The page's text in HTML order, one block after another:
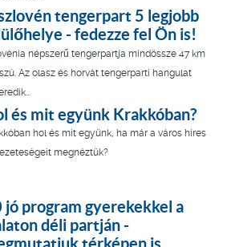
tengerpart 5 legjobb
- fedezze fel Ön is!
népszerű tengerpartja mindössze 47 km
Az olasz és horvát tengerparti hangulat
és mit együnk Krakkóban?
hol és mit együnk, ha már a város híres
megnéztük?
jó program gyerekekkel a
déli partján -
térképen is